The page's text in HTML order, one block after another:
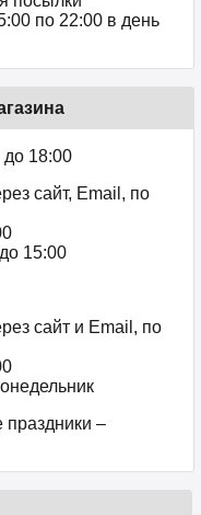
по 22:00 в день
до 18:00
сайт, Email, по
15:00
сайт и Email, по
праздники –